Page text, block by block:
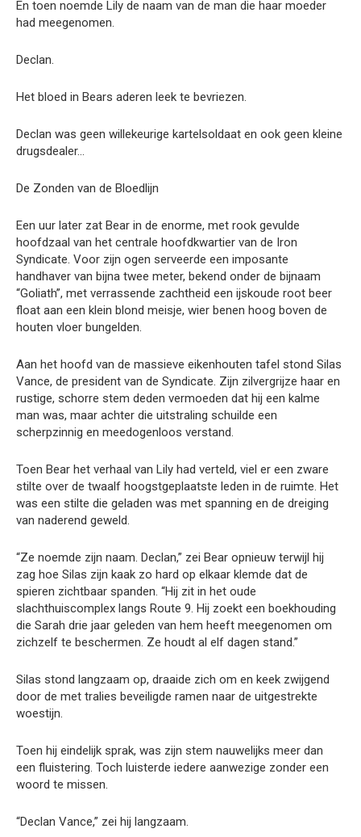
En toen noemde Lily de naam van de man die haar moeder
had meegenomen.
Declan.
Het bloed in Bears aderen leek te bevriezen.
Declan was geen willekeurige kartelsoldaat en ook geen kleine
drugsdealer…
De Zonden van de Bloedlijn
Een uur later zat Bear in de enorme, met rook gevulde
hoofdzaal van het centrale hoofdkwartier van de Iron
Syndicate. Voor zijn ogen serveerde een imposante
handhaver van bijna twee meter, bekend onder de bijnaam
“Goliath”, met verrassende zachtheid een ijskoude root beer
float aan een klein blond meisje, wier benen hoog boven de
houten vloer bungelden.
Aan het hoofd van de massieve eikenhouten tafel stond Silas
Vance, de president van de Syndicate. Zijn zilvergrijze haar en
rustige, schorre stem deden vermoeden dat hij een kalme
man was, maar achter die uitstraling schuilde een
scherpzinnig en meedogenloos verstand.
Toen Bear het verhaal van Lily had verteld, viel er een zware
stilte over de twaalf hoogstgeplaatste leden in de ruimte. Het
was een stilte die geladen was met spanning en de dreiging
van naderend geweld.
“Ze noemde zijn naam. Declan,” zei Bear opnieuw terwijl hij
zag hoe Silas zijn kaak zo hard op elkaar klemde dat de
spieren zichtbaar spanden. “Hij zit in het oude
slachthuiscomplex langs Route 9. Hij zoekt een boekhouding
die Sarah drie jaar geleden van hem heeft meegenomen om
zichzelf te beschermen. Ze houdt al elf dagen stand.”
Silas stond langzaam op, draaide zich om en keek zwijgend
door de met tralies beveiligde ramen naar de uitgestrekte
woestijn.
Toen hij eindelijk sprak, was zijn stem nauwelijks meer dan
een fluistering. Toch luisterde iedere aanwezige zonder een
woord te missen.
“Declan Vance,” zei hij langzaam.